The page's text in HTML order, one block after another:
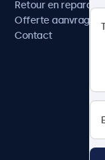
Retour en reparatie
Offerte aanvragen
Contact